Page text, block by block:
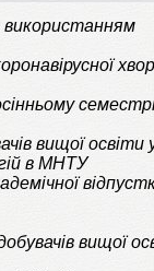
використанням
вищої освіти
в МНТУ
вищої